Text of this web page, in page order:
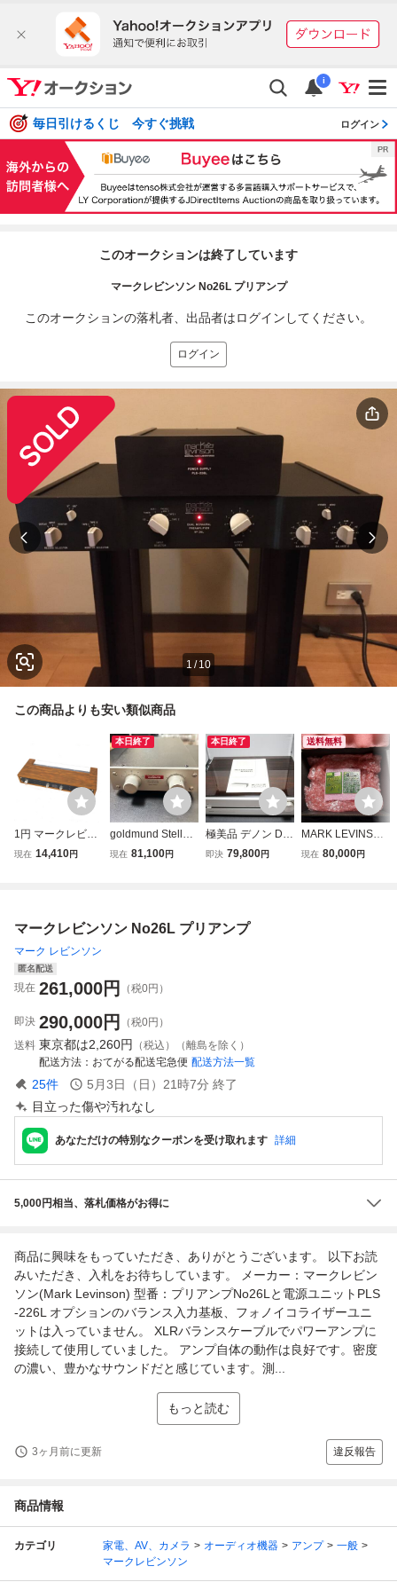
i
毎日引けるくじ 今すぐ挑戦 ログイン
このオークションは終了しています
マークレビンソン No26L プリアンプ
このオークションの落札者、出品者はログインしてください。
ログイン
1 / 10
この商品よりも安い類似商品
1円 マークレビン
ソン JC-2 プリア
ク
現在 14,410円
本日終了
goldmund Stellav
ox PR2-T パッシ
ネーター
現在 81,100円
本日終了
極美品 デノン DE
NON PRA-2000
即決 79,800円
送料無料
MARK LEVINSON
ML-1.ML-6モジュ
現在 80,000円
マークレビンソン No26L プリアンプ
マーク レビンソン
匿名配送
現在 261,000円 （税0円）
即決 290,000円
（税0円）
送料 東京都は2,260円
（税込）（離島を除く）
配送方法
おてがる配送宅急便 配送方法一覧
25件 5月3日（日）21時7分 終了
目立った傷や汚れなし
あなただけの特別なクーポンを受け取れます 詳細
5,000円相当、落札価格がお得に
商品に興味をもっていただき、ありがとうございます。 以下お読
みいただき、入札をお待ちしています。 メーカー：マークレビン
ソン(Mark Levinson) 型番：プリアンプNo26Lと電源ユニットPLS
-226L オプションのバランス入力基板、フォノイコライザーユニ
ットは入っていません。 XLRバランスケーブルでパワーアンプに
接続して使用していました。 アンプ自体の動作は良好です。密度
の濃い、豊かなサウンドだと感じています。測...
もっと読む
3ヶ月前に更新 違反報告
商品情報
カテゴリ 家電、AV、カメラ オーディオ機器 アンプ
一般
マークレビンソン